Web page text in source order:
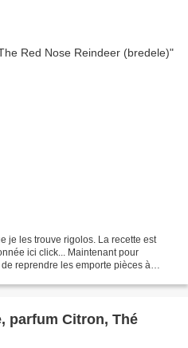
je les trouve rigolos. La recette est
ici click... Maintenant pour
reprendre les emporte pièces à
parfum Citron, Thé